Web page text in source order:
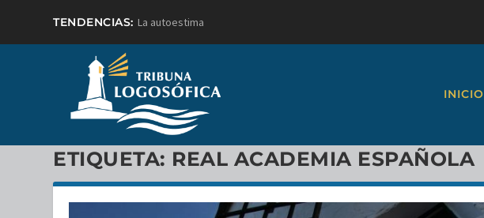
TENDENCIAS: La autoestima
INICIO
ETIQUETA: REAL ACADEMIA ESPAÑOLA